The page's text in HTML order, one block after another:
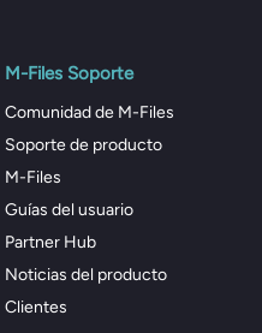
M-Files Soporte
Comunidad de M-Files
Soporte de producto
M-Files
Guías del usuario
Partner Hub
Noticias del producto
Clientes